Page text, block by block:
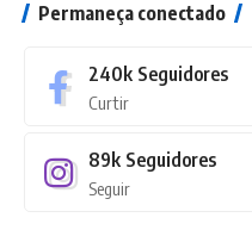
Permaneça conectado
240k Seguidores
Curtir
89k Seguidores
Seguir